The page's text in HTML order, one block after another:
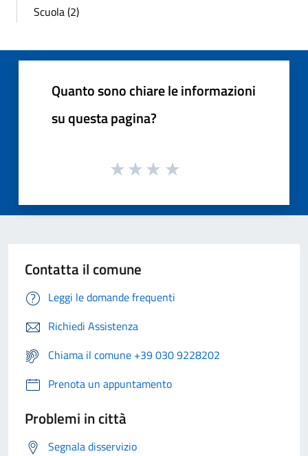
Scuola (2)
Quanto sono chiare le informazioni
su questa pagina?
Contatta il comune
Leggi le domande frequenti
Richiedi Assistenza
Chiama il comune +39 030 9228202
Prenota un appuntamento
Problemi in città
Segnala disservizio